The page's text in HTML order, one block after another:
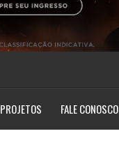
PROJETOS FALE CONOSCO